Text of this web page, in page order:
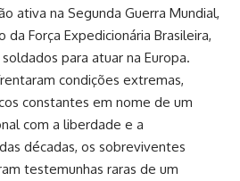
ativa na Segunda Guerra Mundial,
Força Expedicionária Brasileira,
para atuar na Europa.
condições extremas,
constantes em nome de um
com a liberdade e a
décadas, os sobreviventes
testemunhas raras de um